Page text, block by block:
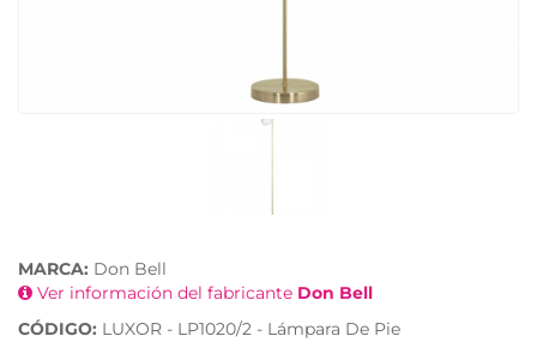
MARCA: Don Bell
Ver información del fabricante Don Bell
CÓDIGO: LUXOR - LP1020/2 - Lámpara De Pie